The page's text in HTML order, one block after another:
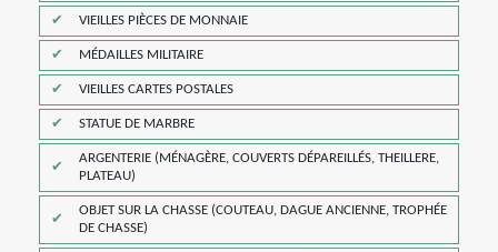
VIEILLES PIÈCES DE MONNAIE
MÉDAILLES MILITAIRE
VIEILLES CARTES POSTALES
STATUE DE MARBRE
ARGENTERIE (MÉNAGÈRE, COUVERTS DÉPAREILLÉS, THEILLERE,
PLATEAU)
OBJET SUR LA CHASSE (COUTEAU, DAGUE ANCIENNE, TROPHÉE
DE CHASSE)